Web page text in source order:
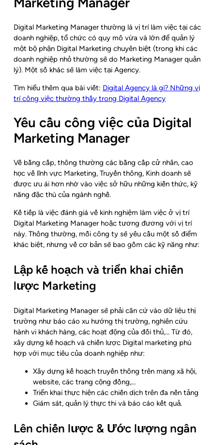
Digital Marketing Manager thường là vị trí làm việc tại các
doanh nghiệp, tổ chức có quy mô vừa và lớn để quản lý
một bộ phận Digital Marketing chuyên biệt (trong khi các
doanh nghiệp nhỏ thường sẽ do Marketing Manager quản
lý). Một số khác sẽ làm việc tại Agency.
Tìm hiểu thêm qua bài viết: Digital Agency là gì? Những vị
trí công việc thường thấy trong Digital Agency
Yêu cầu công việc của Digital
Marketing Manager
Về bằng cấp, thông thường các bằng cấp cử nhân, cao
học về lĩnh vực Marketing, Truyền thông, Kinh doanh sẽ
được ưu ái hơn nhờ vào việc sở hữu những kiến thức, kỹ
năng đặc thù của ngành nghề.
Kế tiếp là việc đánh giá về kinh nghiệm làm việc ở vị trí
Digital Marketing Manager hoặc tương đương với vị trí
này. Thông thường, mỗi công ty sẽ yêu cầu một số điểm
khác biệt, nhưng về cơ bản sẽ bao gồm các kỹ năng như:
Lập kế hoạch và triển khai chiến
lược Marketing
Digital Marketing Manager sẽ phải căn cứ vào dữ liệu thị
trường như báo cáo xu hướng thị trường, nghiên cứu
hành vi khách hàng, các hoạt động của đối thủ,… Từ đó,
xây dựng kế hoạch và chiến lược Digital marketing phù
hợp với mục tiêu của doanh nghiệp như:
Xây dựng kế hoạch truyền thông trên mạng xã hội,
website, các trang cộng đồng,…
Triển khai thực hiện các chiến dịch trên đa nền tảng
Giám sát, quản lý thực thi và báo cáo kết quả.
Lên chiến lược & Ước lượng ngân